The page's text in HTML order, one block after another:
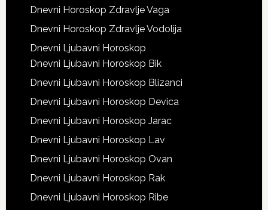
Dnevni Horoskop Zdravlje Vaga
Dnevni Horoskop Zdravlje Vodolija
Dnevni Ljubavni Horoskop
Dnevni Ljubavni Horoskop Bik
Dnevni Ljubavni Horoskop Blizanci
Dnevni Ljubavni Horoskop Devica
Dnevni Ljubavni Horoskop Jarac
Dnevni Ljubavni Horoskop Lav
Dnevni Ljubavni Horoskop Ovan
Dnevni Ljubavni Horoskop Rak
Dnevni Ljubavni Horoskop Ribe